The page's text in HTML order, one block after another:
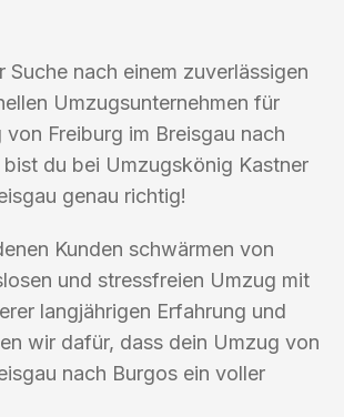
Suche nach einem zuverlässigen
Umzugsunternehmen für
von Freiburg im Breisgau nach
bist du bei Umzugskönig Kastner
genau richtig!
Kunden schwärmen von
und stressfreien Umzug mit
langjährigen Erfahrung und
wir dafür, dass dein Umzug von
nach Burgos ein voller